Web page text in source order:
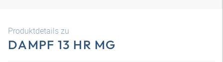
Produktdetails zu
DAMPF 13 HR MG